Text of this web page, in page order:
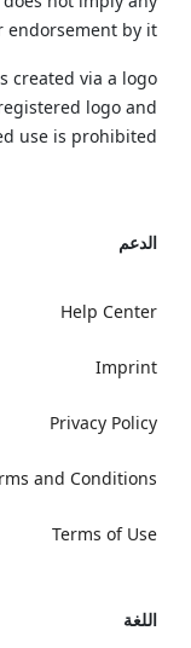
by it.
created via a logo
logo and
use is prohibited.
الدعم
Help Center
Imprint
Privacy Policy
and Conditions
Terms of Use
اللغة